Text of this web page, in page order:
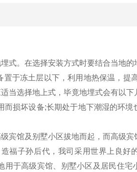
式。在选择安装方式时要结合当地
于冻土层以下，利用地热保温，提
当选择地上式，毕竟地埋式会有以下
损坏设备;长期处于地下潮湿的环境
宾馆及别墅小区拔地而起，而高级
福子孙后代，我司采用世界上良好
用于高级宾馆、别墅小区及居民住宅